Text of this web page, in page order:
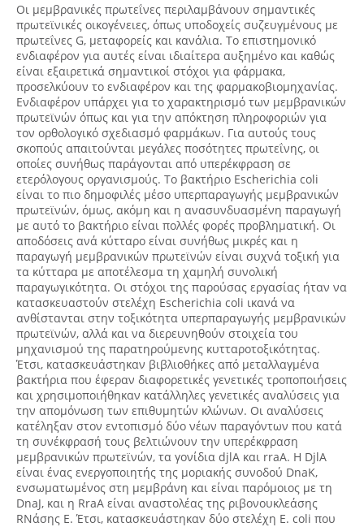
Οι μεμβρανικές πρωτεΐνες περιλαμβάνουν σημαντικές
πρωτεϊνικές οικογένειες, όπως υποδοχείς συζευγμένους με
πρωτεΐνες G, μεταφορείς και κανάλια. Το επιστημονικό
ενδιαφέρον για αυτές είναι ιδιαίτερα αυξημένο και καθώς
είναι εξαιρετικά σημαντικοί στόχοι για φάρμακα,
προσελκύουν το ενδιαφέρον και της φαρμακοβιομηχανίας.
Ενδιαφέρον υπάρχει για το χαρακτηρισμό των μεμβρανικών
πρωτεϊνών όπως και για την απόκτηση πληροφοριών για
τον ορθολογικό σχεδιασμό φαρμάκων. Για αυτούς τους
σκοπούς απαιτούνται μεγάλες ποσότητες πρωτεΐνης, οι
οποίες συνήθως παράγονται από υπερέκφραση σε
ετερόλογους οργανισμούς. Το βακτήριο Escherichia coli
είναι το πιο δημοφιλές μέσο υπερπαραγωγής μεμβρανικών
πρωτεϊνών, όμως, ακόμη και η ανασυνδυασμένη παραγωγή
με αυτό το βακτήριο είναι πολλές φορές προβληματική. Οι
αποδόσεις ανά κύτταρο είναι συνήθως μικρές και η
παραγωγή μεμβρανικών πρωτεϊνών είναι συχνά τοξική για
τα κύτταρα με αποτέλεσμα τη χαμηλή συνολική
παραγωγικότητα. Οι στόχοι της παρούσας εργασίας ήταν να
κατασκευαστούν στελέχη Escherichia coli ικανά να
ανθίστανται στην τοξικότητα υπερπαραγωγής μεμβρανικών
πρωτεϊνών, αλλά και να διερευνηθούν στοιχεία του
μηχανισμού της παρατηρούμενης κυτταροτοξικότητας.
Έτσι, κατασκευάστηκαν βιβλιοθήκες από μεταλλαγμένα
βακτήρια που έφεραν διαφορετικές γενετικές τροποποιήσεις
και χρησιμοποιήθηκαν κατάλληλες γενετικές αναλύσεις για
την απομόνωση των επιθυμητών κλώνων. Οι αναλύσεις
κατέληξαν στον εντοπισμό δύο νέων παραγόντων που κατά
τη συνέκφρασή τους βελτιώνουν την υπερέκφραση
μεμβρανικών πρωτεϊνών, τα γονίδια djlA και rraA. Η DjlA
είναι ένας ενεργοποιητής της μοριακής συνοδού DnaK,
ενσωματωμένος στη μεμβράνη και είναι παρόμοιος με τη
DnaJ, και η RraA είναι αναστολέας της ριβονουκλεάσης
RNάσης E. Έτσι, κατασκευάστηκαν δύο στελέχη E. coli που